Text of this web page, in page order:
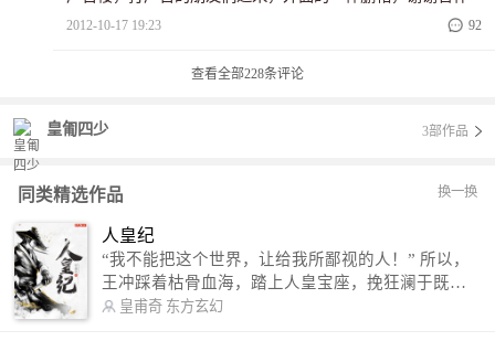
2012-10-17 19:23 92
查看全部228条评论
皇匍四少 3部作品
同类精选作品 换一换
人皇纪
“我不能把这个世界，让给我所鄙视的人！” 所以，
王冲踩着枯骨血海，踏上人皇宝座，挽狂澜于既
倒，扶大厦之将倾，成就了一段无上的传说！ 微信
皇甫奇 东方玄幻